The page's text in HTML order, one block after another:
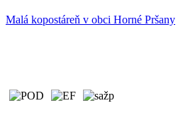
Malá kopostáreň v obci Horné Pršany